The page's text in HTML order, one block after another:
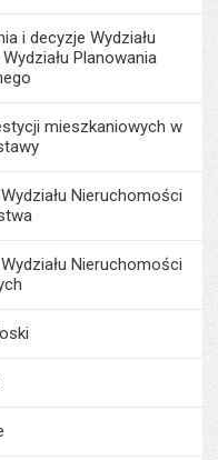
i decyzje Wydziału
Planowania
mieszkaniowych w
Nieruchomości
Nieruchomości